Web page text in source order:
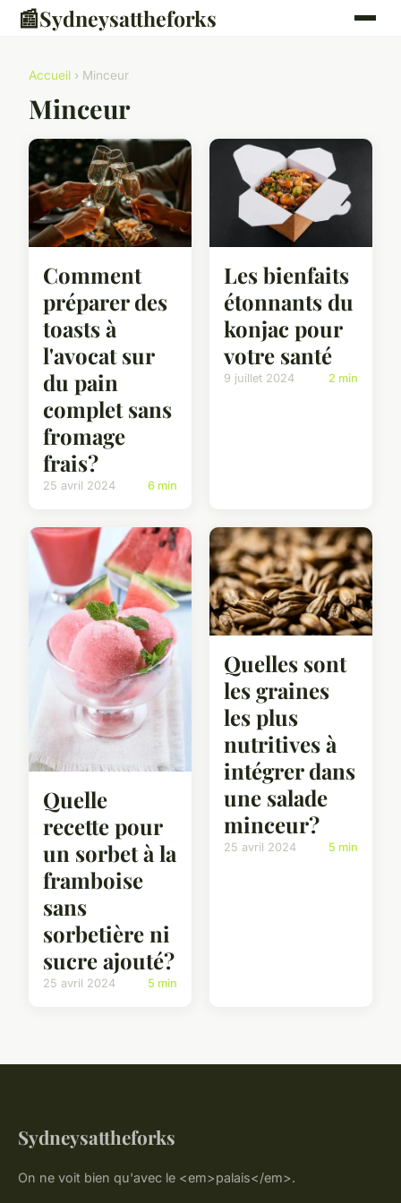
📰Sydneysattheforks
Accueil › Minceur
Minceur
Comment
préparer des
toasts à
l'avocat sur
du pain
complet sans
fromage
frais?
25 avril 2024 6 min
Les bienfaits
étonnants du
konjac pour
votre santé
9 juillet 2024 2 min
Quelle
recette pour
un sorbet à la
framboise
sans
sorbetière ni
sucre ajouté?
25 avril 2024 5 min
Quelles sont
les graines
les plus
nutritives à
intégrer dans
une salade
minceur?
25 avril 2024 5 min
Sydneysattheforks
On ne voit bien qu'avec le <em>palais</em>.